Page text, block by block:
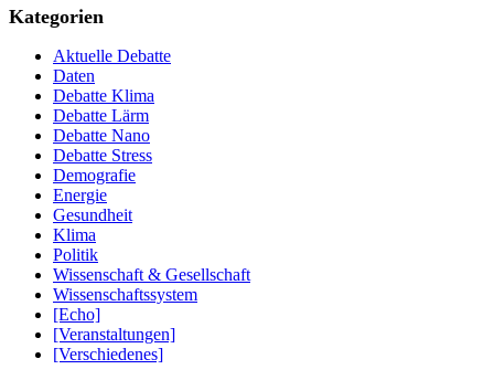
Kategorien
Aktuelle Debatte
Daten
Debatte Klima
Debatte Lärm
Debatte Nano
Debatte Stress
Demografie
Energie
Gesundheit
Klima
Politik
Wissenschaft & Gesellschaft
Wissenschaftssystem
[Echo]
[Veranstaltungen]
[Verschiedenes]